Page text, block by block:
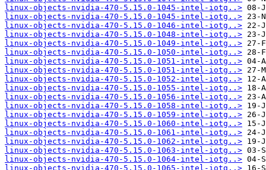
linux-objects-nvidia-470-5.15.0-1045-intel-iotg..>
linux-objects-nvidia-470-5.15.0-1045-intel-iotg..>
linux-objects-nvidia-470-5.15.0-1046-intel-iotg..>
linux-objects-nvidia-470-5.15.0-1048-intel-iotg..>
linux-objects-nvidia-470-5.15.0-1049-intel-iotg..>
linux-objects-nvidia-470-5.15.0-1050-intel-iotg..>
linux-objects-nvidia-470-5.15.0-1051-intel-iotg..>
linux-objects-nvidia-470-5.15.0-1051-intel-iotg..>
linux-objects-nvidia-470-5.15.0-1052-intel-iotg..>
linux-objects-nvidia-470-5.15.0-1055-intel-iotg..>
linux-objects-nvidia-470-5.15.0-1056-intel-iotg..>
linux-objects-nvidia-470-5.15.0-1058-intel-iotg..>
linux-objects-nvidia-470-5.15.0-1059-intel-iotg..>
linux-objects-nvidia-470-5.15.0-1060-intel-iotg..>
linux-objects-nvidia-470-5.15.0-1061-intel-iotg..>
linux-objects-nvidia-470-5.15.0-1062-intel-iotg..>
linux-objects-nvidia-470-5.15.0-1063-intel-iotg..>
linux-objects-nvidia-470-5.15.0-1064-intel-iotg..>
linux-objects-nvidia-470-5.15.0-1065-intel-iotg..>